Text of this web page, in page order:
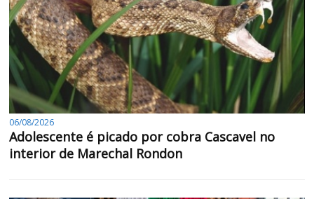
06/08/2026
Adolescente é picado por cobra Cascavel no
interior de Marechal Rondon